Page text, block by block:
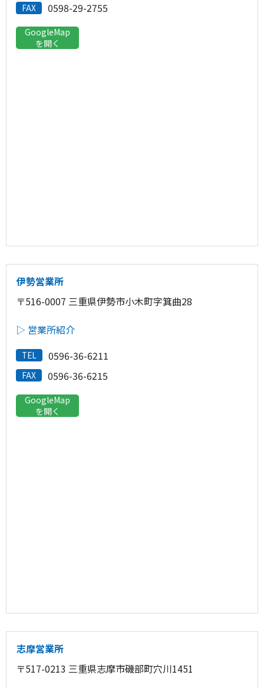
FAX 0598-29-2755
GoogleMap
を開く
伊勢営業所
〒516-0007 三重県伊勢市小木町字箕曲28
▷ 営業所紹介
TEL 0596-36-6211
FAX 0596-36-6215
GoogleMap
を開く
志摩営業所
〒517-0213 三重県志摩市磯部町穴川1451